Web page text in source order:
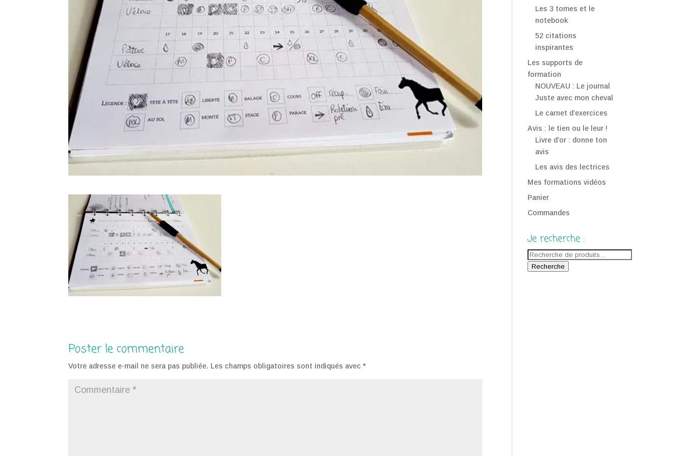
Poster le commentaire
Votre adresse e-mail ne sera pas publiée. Les champs obligatoires sont indiqués avec*
Les 3 tomes et le
notebook
52 citations
inspirantes
Les supports de
formation
NOUVEAU : Le journal
Juste avec mon cheval
Le carnet d’exercices
Avis : le tien ou le leur !
Livre d’or : donne ton
avis
Les avis des lectrices
Mes formations vidéos
Panier
Commandes
Je recherche :
Recherche
pour :
Recherche